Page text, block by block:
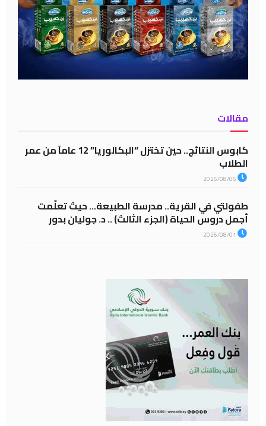
مقالات
كابوس النتائج.. حين تختزل “البكالوريا” 12 عاماً من عمر
الطلاب
طفولتي في القرية.. مدرسة الطبيعة… حيث تعلّمت
أجمل دروس الحياة (الجزء الثالث) .. د. جوليان بدور